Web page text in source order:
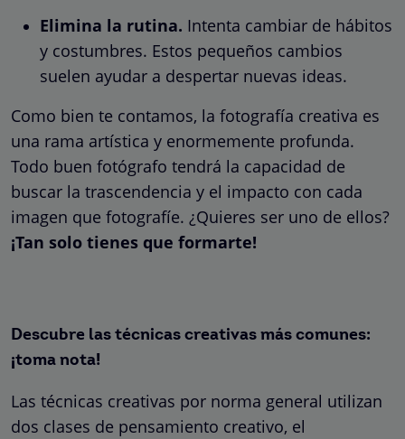
Elimina la rutina. Intenta cambiar de hábitos
y costumbres. Estos pequeños cambios
suelen ayudar a despertar nuevas ideas.
Como bien te contamos, la fotografía creativa es
una rama artística y enormemente profunda.
Todo buen fotógrafo tendrá la capacidad de
buscar la trascendencia y el impacto con cada
imagen que fotografíe. ¿Quieres ser uno de ellos?
¡Tan solo tienes que formarte!
Descubre las técnicas creativas más comunes:
¡toma nota!
Las técnicas creativas por norma general utilizan
dos clases de pensamiento creativo, el